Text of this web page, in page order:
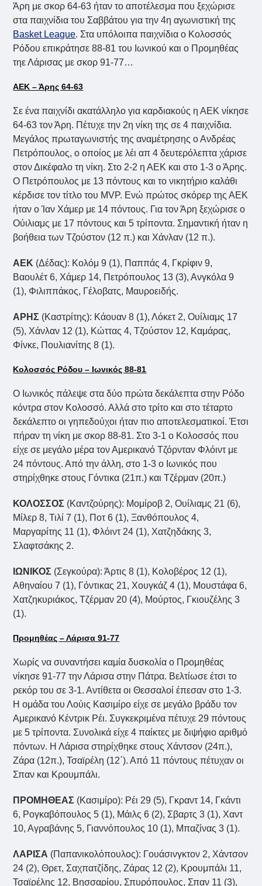
Άρη με σκορ 64-63 ήταν το αποτέλεσμα που ξεχώρισε
στα παιχνίδια του Σαββάτου για την 4η αγωνιστική της
Basket League. Στα υπόλοιπα παιχνίδια ο Κολοσσός
Ρόδου επικράτησε 88-81 του Ιωνικού και ο Προμηθέας
τηε Λάρισας με σκορ 91-77…
ΑΕΚ – Άρης 64-63
Σε ένα παιχνίδι ακατάλληλο για καρδιακούς η ΑΕΚ νίκησε
64-63 τον Άρη. Πέτυχε την 2η νίκη της σε 4 παιχνίδια.
Μεγάλος πρωταγωνιστής της αναμέτρησης ο Ανδρέας
Πετρόπουλος, ο οποίος με λέι απ 4 δευτερόλεπτα χάρισε
στον Δικέφαλο τη νίκη. Στο 2-2 η ΑΕΚ και στο 1-3 ο Άρης.
Ο Πετρόπουλος με 13 πόντους και το νικητήριο καλάθι
κέρδισε τον τίτλο του MVP. Ενώ πρώτος σκόρερ της ΑΕΚ
ήταν ο Ίαν Χάμερ με 14 πόντους. Για τον Άρη ξεχώρισε ο
Ούιλιαμς με 17 πόντους και 5 τρίποντα. Σημαντική ήταν η
βοήθεια των Τζούστον (12 π.) και Χάνλαν (12 π.).
ΑΕΚ (Δέδας): Κολόμ 9 (1), Παππάς 4, Γκρίφιν 9,
Βαουλέτ 6, Χάμερ 14, Πετρόπουλος 13 (3), Ανγκόλα 9
(1), Φιλιππάκος, Γέλοβατς, Μαυροειδής.
ΑΡΗΣ (Καστρίτης): Κάουαν 8 (1), Λόκετ 2, Ουίλιαμς 17
(5), Χάνλαν 12 (1), Κώττας 4, Τζούστον 12, Καμάρας,
Φίνκε, Πουλιανίτης 8 (1).
Κολοσσός Ρόδου – Ιωνικός 88-81
Ο Ιωνικός πάλεψε στα δύο πρώτα δεκάλεπτα στην Ρόδο
κόντρα στον Κολοσσό. Αλλά στο τρίτο και στο τέταρτο
δεκάλεπτο οι γηπεδούχοι ήταν πιο αποτελεσματικοί. Έτσι
πήραν τη νίκη με σκορ 88-81. Στο 3-1 ο Κολοσσός που
είχε σε μεγάλο μέρα τον Αμερικανό Τζόρνταν Φλόιντ με
24 πόντους. Από την άλλη, στο 1-3 ο Ιωνικός που
στηρίχθηκε στους Γόντικα (21π.) και Τζέρμαν (20π.)
ΚΟΛΟΣΣΟΣ (Καντζούρης): Μομίροβ 2, Ουίλιαμς 21 (6),
Μίλερ 8, Τιλί 7 (1), Ποτ 6 (1), Ξανθόπουλος 4,
Μαργαρίτης 11 (1), Φλόιντ 24 (1), Χατζηδάκης 3,
Σλαφτσάκης 2.
ΙΩΝΙΚΟΣ (Σεγκούρα): Άρτις 8 (1), Κολοβέρος 12 (1),
Αθηναίου 7 (1), Γόντικας 21, Χουγκάζ 4 (1), Μουστάφα 6,
Χατζηκυριάκος, Τζέρμαν 20 (4), Μούρτος, Γκιουζέλης 3
(1).
Προμηθέας – Λάρισα 91-77
Χωρίς να συναντήσει καμία δυσκολία ο Προμηθέας
νίκησε 91-77 την Λάρισα στην Πάτρα. Βελτίωσε έτσι το
ρεκόρ του σε 3-1. Αντίθετα οι Θεσσαλοί έπεσαν στο 1-3.
Η ομάδα του Λούις Κασιμίρο είχε σε μεγάλο βράδυ τον
Αμερικανό Κέντρικ Ρέι. Συγκεκριμένα πέτυχε 29 πόντους
με 5 τρίποντα. Συνολικά είχε 4 παίκτες με διψήφιο αριθμό
πόντων. Η Λάρισα στηρίχθηκε στους Χάντσον (24π.),
Ζάρα (12π.), Τσαϊρέλη (12΄). Από 11 πόντους πέτυχαν οι
Σπαν και Κρουμπάλι.
ΠΡΟΜΗΘΕΑΣ (Κασιμίρο): Ρέι 29 (5), Γκραντ 14, Γκάντι
6, Ρογκαβόπουλος 5 (1), Μάιλς 6 (2), Σβαρτς 3 (1), Χαντ
10, Αγραβάνης 5, Γιαννόπουλος 10 (1), Μπαζίνας 3 (1).
ΛΑΡΙΣΑ (Παπανικολόπουλος): Γουάσινγκτον 2, Χάντσον
24 (2), Θρετ, Σαχπατζίδης, Ζάρας 12 (2), Κρουμπάλι 11,
Τσαϊρέλης 12, Βησσαρίου, Σπυρόπουλος, Σπαν 11 (3),